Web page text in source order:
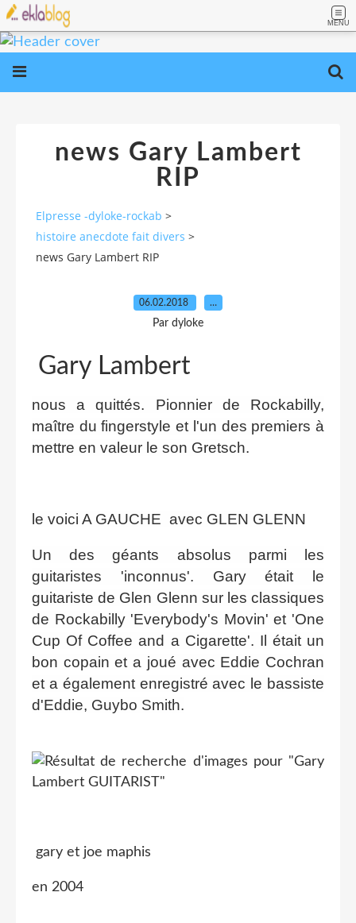
MENU
news Gary Lambert
RIP
Elpresse -dyloke-rockab >
histoire anecdote fait divers >
news Gary Lambert RIP
06.02.2018 …
Par dyloke
Gary Lambert
nous a quittés. Pionnier de Rockabilly,
maître du fingerstyle et l'un des premiers à
mettre en valeur le son Gretsch.
le voici A GAUCHE avec GLEN GLENN
Un des géants absolus parmi les
guitaristes 'inconnus'. Gary était le
guitariste de Glen Glenn sur les classiques
de Rockabilly 'Everybody's Movin' et 'One
Cup Of Coffee and a Cigarette'. Il était un
bon copain et a joué avec Eddie Cochran
et a également enregistré avec le bassiste
d'Eddie, Guybo Smith.
gary et joe maphis
en 2004